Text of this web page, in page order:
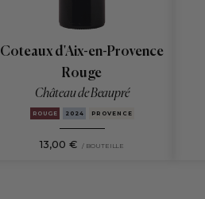
Coteaux d'Aix-en-Provence
Rouge
Château de Beaupré
ROUGE 2024 PROVENCE
13,00 € / BOUTEILLE